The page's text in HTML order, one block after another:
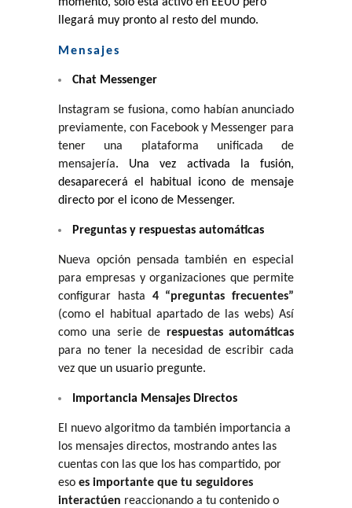
llegará muy pronto al resto del mundo.
Mensajes
Chat Messenger
Instagram se fusiona, como habían anunciado
previamente, con Facebook y Messenger para
tener una plataforma unificada de
mensajería. Una vez activada la fusión,
desaparecerá el habitual icono de mensaje
directo por el icono de Messenger.
Preguntas y respuestas automáticas
Nueva opción pensada también en especial
para empresas y organizaciones que permite
configurar hasta 4 “preguntas frecuentes”
(como el habitual apartado de las webs) Así
como una serie de respuestas automáticas
para no tener la necesidad de escribir cada
vez que un usuario pregunte.
Importancia Mensajes Directos
El nuevo algoritmo da también importancia a
los mensajes directos, mostrando antes las
cuentas con las que los has compartido, por
eso es importante que tu seguidores
interactúen reaccionando a tu contenido o